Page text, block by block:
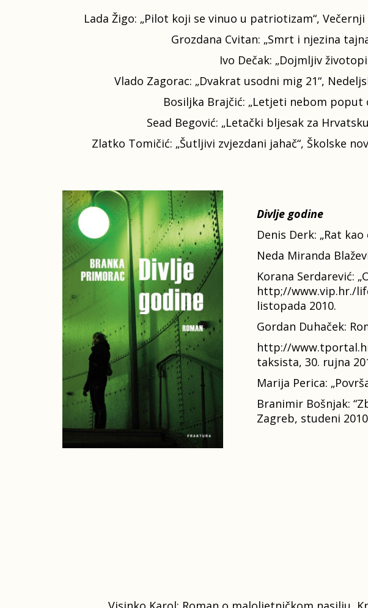
Lada Žigo: „Pilot koji se vinuo u patriotizam“,
Grozdana Cvitan: „Smrt i njezina
Ivo Dečak: „Dojmljiv
Vlado Zagorac: „Dvakrat usodni mig 21“,
Bosiljka Brajčić: „Letjeti nebom poput
Sead Begović: „Letački bljesak za
Zlatko Tomičić: „Šutljivi zvjezdani jahač“, Školske
Divlje godine
Denis Derk: „Rat
Neda Miranda
Korana Serdarević:
http;//www.vip.hr./
listopada 2010.
Gordan Duhaček:
http://
taksista, 30. rujna
Marija Perica:
Branimir Bošnjak:
Zagreb, studeni